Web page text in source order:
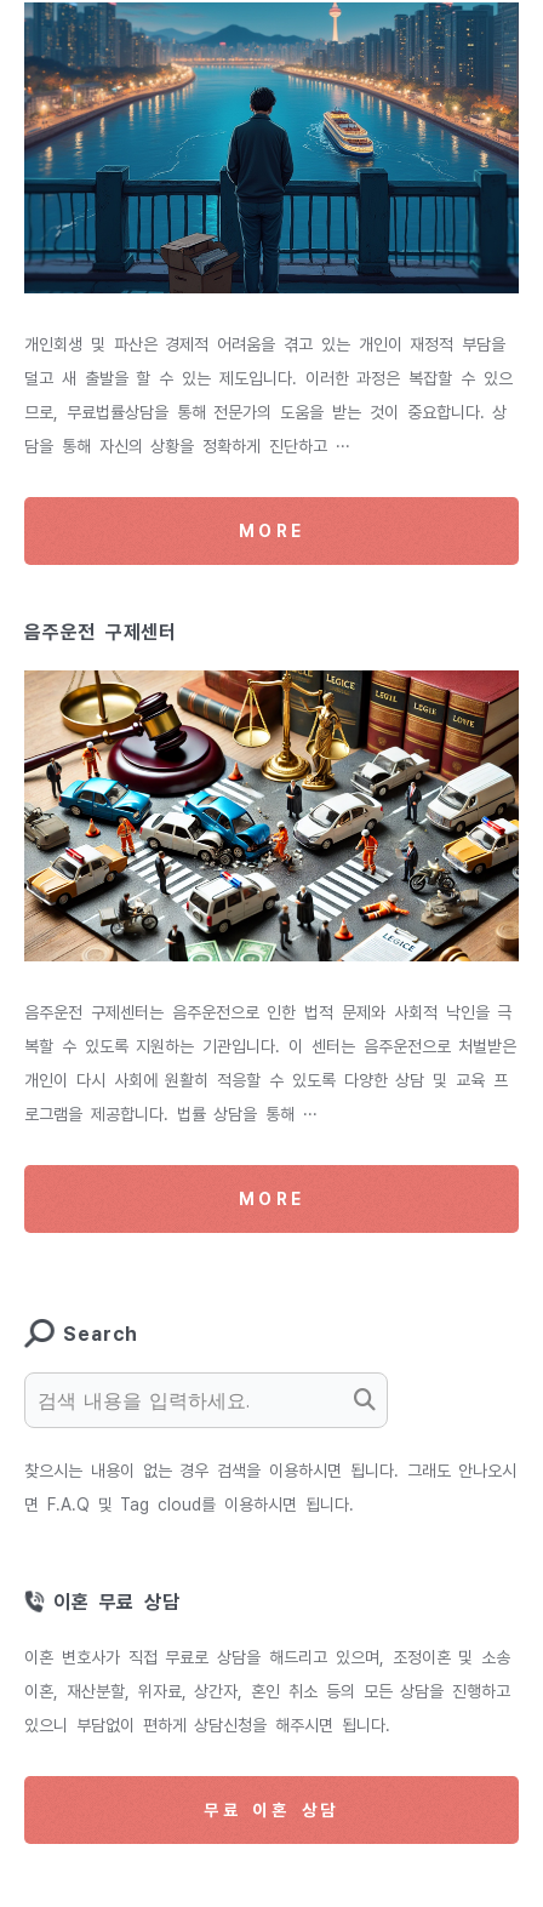
개인회생 및 파산은 경제적 어려움을 겪고 있는 개인이 재정적 부담을
덜고 새 출발을 할 수 있는 제도입니다. 이러한 과정은 복잡할 수 있으
므로, 무료법률상담을 통해 전문가의 도움을 받는 것이 중요합니다. 상
담을 통해 자신의 상황을 정확하게 진단하고 ···
MORE
음주운전 구제센터
음주운전 구제센터는 음주운전으로 인한 법적 문제와 사회적 낙인을 극
복할 수 있도록 지원하는 기관입니다. 이 센터는 음주운전으로 처벌받은
개인이 다시 사회에 원활히 적응할 수 있도록 다양한 상담 및 교육 프
로그램을 제공합니다. 법률 상담을 통해 ···
MORE
Search
찾으시는 내용이 없는 경우 검색을 이용하시면 됩니다. 그래도 안나오시
면 F.A.Q 및 Tag cloud를 이용하시면 됩니다.
이혼 무료 상담
이혼 변호사가 직접 무료로 상담을 해드리고 있으며, 조정이혼 및 소송
이혼, 재산분할, 위자료, 상간자, 혼인 취소 등의 모든 상담을 진행하고
있으니 부담없이 편하게 상담신청을 해주시면 됩니다.
무료 이혼 상담